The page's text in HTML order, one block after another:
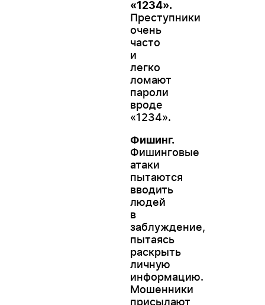
«1234».
Преступники
очень
часто
и
легко
ломают
пароли
вроде
«1234».
Фишинг.
Фишинговые
атаки
пытаются
вводить
людей
в
заблуждение,
пытаясь
раскрыть
личную
информацию.
Мошенники
присылают